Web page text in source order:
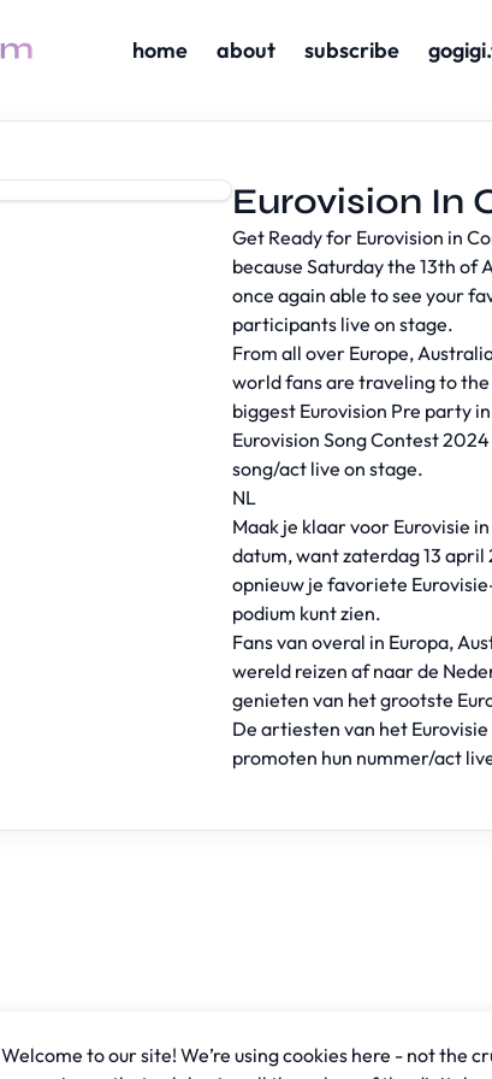
home about subscribe
Eurovision In
Get Ready for Eurovision in
because Saturday the 13th of
once again able to see your
participants live on stage.
From all over Europe,
world fans are traveling to
biggest Eurovision Pre party
Eurovision Song Contest
song/act live on stage.
NL
Maak je klaar voor Eurovisie
datum, want zaterdag 13 april
opnieuw je favoriete
podium kunt zien.
Fans van overal in Europa,
wereld reizen af naar de
genieten van het grootste
De artiesten van het
promoten hun nummer/act
Welcome to our site! We’re using cookies here - not the